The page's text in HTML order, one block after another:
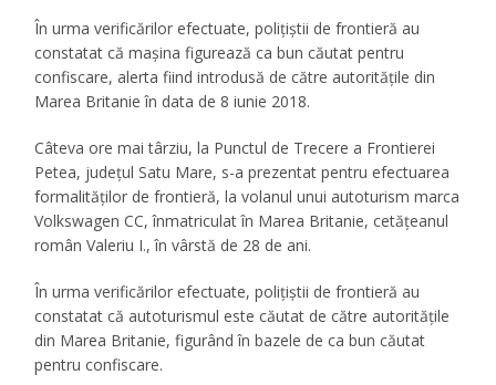
În urma verificărilor efectuate, polițiștii de frontieră au
constatat că maşina figurează ca bun căutat pentru
confiscare, alerta fiind introdusă de către autoritățile din
Marea Britanie în data de 8 iunie 2018.
Câteva ore mai târziu, la Punctul de Trecere a Frontierei
Petea, județul Satu Mare, s-a prezentat pentru efectuarea
formalităților de frontieră, la volanul unui autoturism marca
Volkswagen CC, înmatriculat în Marea Britanie, cetățeanul
român Valeriu I., în vârstă de 28 de ani.
În urma verificărilor efectuate, polițiștii de frontieră au
constatat că autoturismul este căutat de către autoritățile
din Marea Britanie, figurând în bazele de ca bun căutat
pentru confiscare.